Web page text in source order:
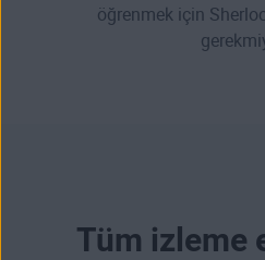
öğrenmek için
Tüm izleme